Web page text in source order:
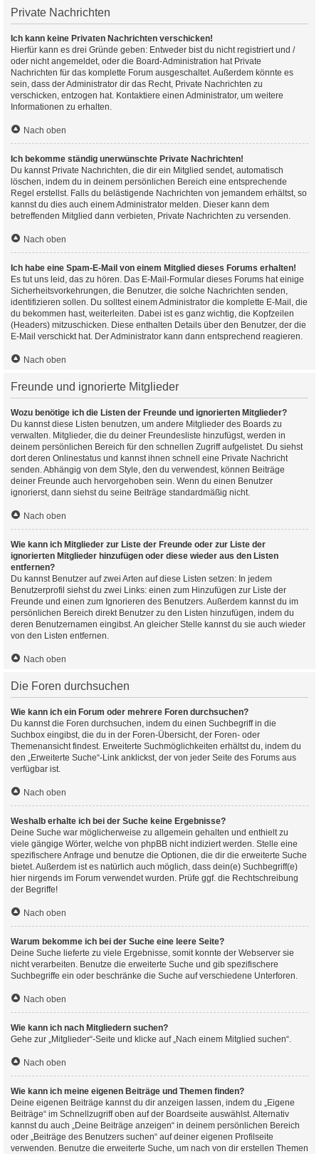
Private Nachrichten
Ich kann keine Privaten Nachrichten verschicken!
Hierfür kann es drei Gründe geben: Entweder bist du nicht registriert und /
oder nicht angemeldet, oder die Board-Administration hat Private
Nachrichten für das komplette Forum ausgeschaltet. Außerdem könnte es
sein, dass der Administrator dir das Recht, Private Nachrichten zu
verschicken, entzogen hat. Kontaktiere einen Administrator, um weitere
Informationen zu erhalten.
Nach oben
Ich bekomme ständig unerwünschte Private Nachrichten!
Du kannst Private Nachrichten, die dir ein Mitglied sendet, automatisch
löschen, indem du in deinem persönlichen Bereich eine entsprechende
Regel erstellst. Falls du belästigende Nachrichten von jemandem erhältst, so
kannst du dies auch einem Administrator melden. Dieser kann dem
betreffenden Mitglied dann verbieten, Private Nachrichten zu versenden.
Nach oben
Ich habe eine Spam-E-Mail von einem Mitglied dieses Forums erhalten!
Es tut uns leid, das zu hören. Das E-Mail-Formular dieses Forums hat einige
Sicherheitsvorkehrungen, die Benutzer, die solche Nachrichten senden,
identifizieren sollen. Du solltest einem Administrator die komplette E-Mail, die
du bekommen hast, weiterleiten. Dabei ist es ganz wichtig, die Kopfzeilen
(Headers) mitzuschicken. Diese enthalten Details über den Benutzer, der die
E-Mail verschickt hat. Der Administrator kann dann entsprechend reagieren.
Nach oben
Freunde und ignorierte Mitglieder
Wozu benötige ich die Listen der Freunde und ignorierten Mitglieder?
Du kannst diese Listen benutzen, um andere Mitglieder des Boards zu
verwalten. Mitglieder, die du deiner Freundesliste hinzufügst, werden in
deinem persönlichen Bereich für den schnellen Zugriff aufgelistet. Du siehst
dort deren Onlinestatus und kannst ihnen schnell eine Private Nachricht
senden. Abhängig von dem Style, den du verwendest, können Beiträge
deiner Freunde auch hervorgehoben sein. Wenn du einen Benutzer
ignorierst, dann siehst du seine Beiträge standardmäßig nicht.
Nach oben
Wie kann ich Mitglieder zur Liste der Freunde oder zur Liste der
ignorierten Mitglieder hinzufügen oder diese wieder aus den Listen
entfernen?
Du kannst Benutzer auf zwei Arten auf diese Listen setzen: In jedem
Benutzerprofil siehst du zwei Links: einen zum Hinzufügen zur Liste der
Freunde und einen zum Ignorieren des Benutzers. Außerdem kannst du im
persönlichen Bereich direkt Benutzer zu den Listen hinzufügen, indem du
deren Benutzernamen eingibst. An gleicher Stelle kannst du sie auch wieder
von den Listen entfernen.
Nach oben
Die Foren durchsuchen
Wie kann ich ein Forum oder mehrere Foren durchsuchen?
Du kannst die Foren durchsuchen, indem du einen Suchbegriff in die
Suchbox eingibst, die du in der Foren-Übersicht, der Foren- oder
Themenansicht findest. Erweiterte Suchmöglichkeiten erhältst du, indem du
den „Erweiterte Suche“-Link anklickst, der von jeder Seite des Forums aus
verfügbar ist.
Nach oben
Weshalb erhalte ich bei der Suche keine Ergebnisse?
Deine Suche war möglicherweise zu allgemein gehalten und enthielt zu
viele gängige Wörter, welche von phpBB nicht indiziert werden. Stelle eine
spezifischere Anfrage und benutze die Optionen, die dir die erweiterte Suche
bietet. Außerdem ist es natürlich auch möglich, dass dein(e) Suchbegriff(e)
hier nirgends im Forum verwendet wurden. Prüfe ggf. die Rechtschreibung
der Begriffe!
Nach oben
Warum bekomme ich bei der Suche eine leere Seite?
Deine Suche lieferte zu viele Ergebnisse, somit konnte der Webserver sie
nicht verarbeiten. Benutze die erweiterte Suche und gib spezifischere
Suchbegriffe ein oder beschränke die Suche auf verschiedene Unterforen.
Nach oben
Wie kann ich nach Mitgliedern suchen?
Gehe zur „Mitglieder“-Seite und klicke auf „Nach einem Mitglied suchen“.
Nach oben
Wie kann ich meine eigenen Beiträge und Themen finden?
Deine eigenen Beiträge kannst du dir anzeigen lassen, indem du „Eigene
Beiträge“ im Schnellzugriff oben auf der Boardseite auswählst. Alternativ
kannst du auch „Deine Beiträge anzeigen“ in deinem persönlichen Bereich
oder „Beiträge des Benutzers suchen“ auf deiner eigenen Profilseite
verwenden. Benutze die erweiterte Suche, um nach von dir erstellen Themen